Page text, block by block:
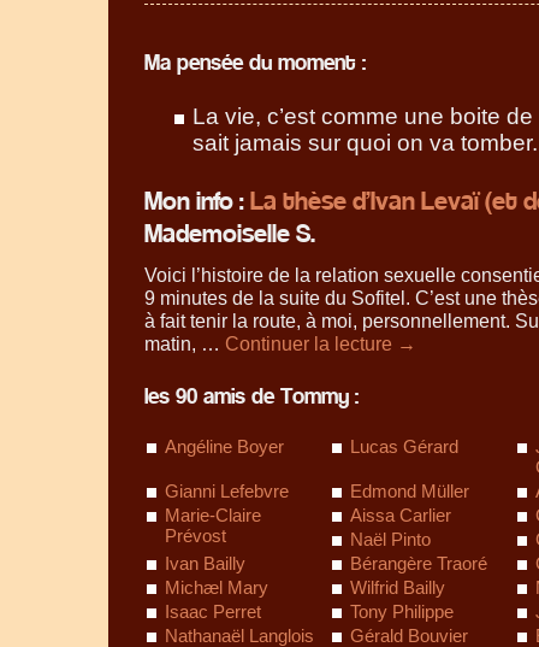
Ma pensée du moment :
La vie, c’est comme une boite
sait jamais sur quoi on va tomber.
Mon info :La thèse d’Ivan Levaï (et
Mademoiselle S.
Voici l’histoire de la relation sexuelle
9 minutes de la suite du Sofitel. C’est une
à fait tenir la route, à moi, personnellement.
matin, … Continuer la lecture →
les 90 amis de Tommy :
Angéline Boyer Lucas Gérard
Gianni Lefebvre
Edmond Müller
Marie-Claire
Prévost
Aissa Carlier
Naël Pinto
Ivan Bailly
Bérangère Traoré
Michæl Mary
Wilfrid Bailly
Isaac Perret
Tony Philippe
Nathanaël Langlois
Gérald Bouvier